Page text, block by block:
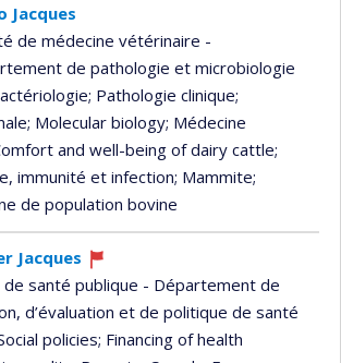
Jacques
de médecine vétérinaire -
de pathologie et microbiologie
; Pathologie clinique;
; Molecular biology; Médecine
and well-being of dairy cattle;
immunité et infection; Mammite;
de population bovine
Jacques
Currently
recruiting
de santé publique - Département de
d’évaluation et de politique de santé
policies; Financing of health